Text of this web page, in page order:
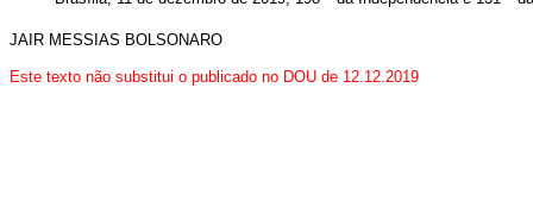
JAIR MESSIAS BOLSONARO
Este texto não substitui o publicado no DOU de 12.12.2019